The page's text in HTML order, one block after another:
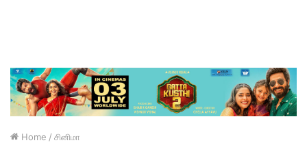
Home / சினிமா